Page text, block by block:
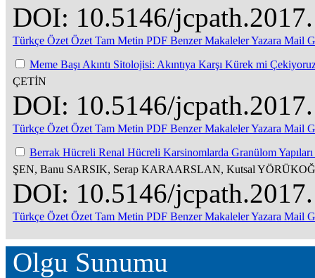
DOI: 10.5146/
Türkçe Özet Özet Tam Metin PDF Benzer MakalelerYazara Mail
Meme Başı Akıntı Sitolojisi: Akıntıya Karşı Kürek mi
ÇETİN
DOI: 10.5146/
Türkçe Özet Özet Tam Metin PDF Benzer MakalelerYazara Mail
Berrak Hücreli Renal Hücreli Karsinomlarda Granülom Yapıları
ŞEN, Banu SARSIK, Serap KARAARSLAN, Kutsal
DOI: 10.5146/
Türkçe Özet Özet Tam Metin PDF Benzer MakalelerYazara Mail
Olgu Sunumu